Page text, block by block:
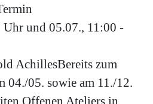
und 05.07., 11:00 -
AchillesBereits zum
04./05. sowie am 11./12.
Offenen Ateliers in